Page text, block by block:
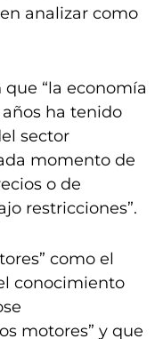
analizar como
“la economía
ha tenido
sector
momento de
o de
restricciones”.
como el
conocimiento
motores” y que